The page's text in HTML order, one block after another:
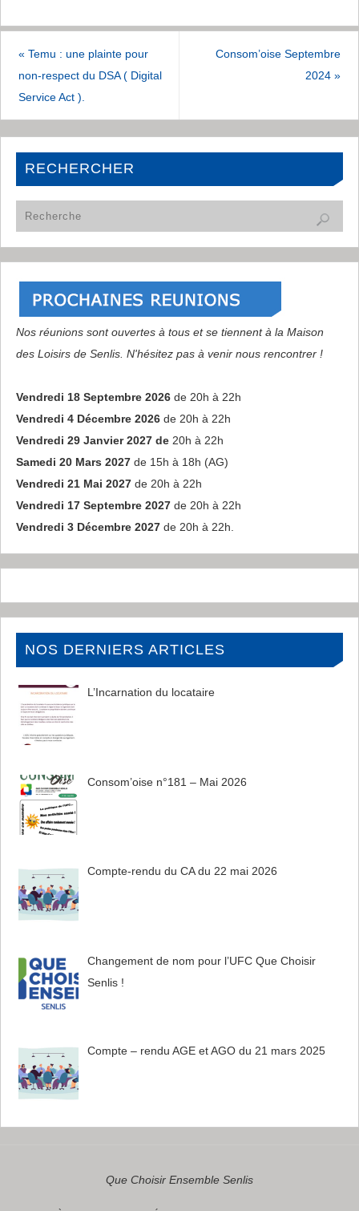
« Temu : une plainte pour
non-respect du DSA ( Digital
Service Act ).
Consom’oise Septembre
2024»
RECHERCHER
Nos réunions sont ouvertes à tous et se tiennent à la Maison
des Loisirs de Senlis. N'hésitez pas à venir nous rencontrer !
Vendredi 18 Septembre 2026de 20h à 22h
Vendredi 4 Décembre 2026de 20h à 22h
Vendredi 29 Janvier 2027 de20h à 22h
Samedi 20 Mars 2027de 15h à 18h (AG)
Vendredi 21 Mai 2027de 20h à 22h
Vendredi 17 Septembre 2027de 20h à 22h
Vendredi 3 Décembre 2027de 20h à 22h.
NOS DERNIERS ARTICLES
L’Incarnation du locataire
Consom’oise n°181 – Mai 2026
Compte-rendu du CA du 22 mai 2026
Changement de nom pour l’UFC Que Choisir
Senlis !
Compte – rendu AGE et AGO du 21 mars 2025
Que Choisir Ensemble Senlis